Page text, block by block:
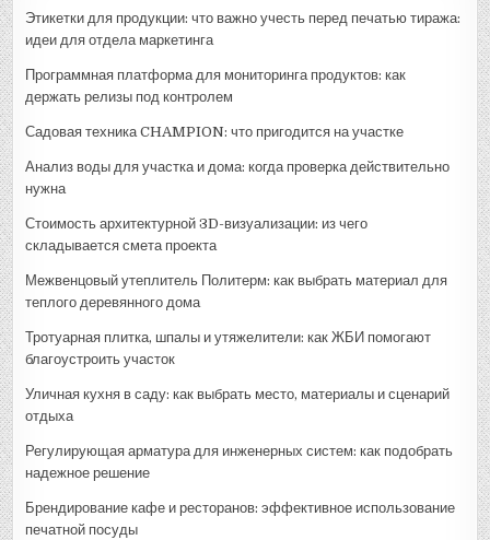
Этикетки для продукции: что важно учесть перед печатью тиража:
идеи для отдела маркетинга
Программная платформа для мониторинга продуктов: как
держать релизы под контролем
Садовая техника CHAMPION: что пригодится на участке
Анализ воды для участка и дома: когда проверка действительно
нужна
Стоимость архитектурной 3D-визуализации: из чего
складывается смета проекта
Межвенцовый утеплитель Политерм: как выбрать материал для
теплого деревянного дома
Тротуарная плитка, шпалы и утяжелители: как ЖБИ помогают
благоустроить участок
Уличная кухня в саду: как выбрать место, материалы и сценарий
отдыха
Регулирующая арматура для инженерных систем: как подобрать
надежное решение
Брендирование кафе и ресторанов: эффективное использование
печатной посуды